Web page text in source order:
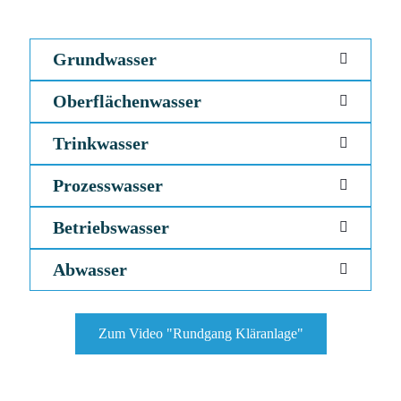
Grundwasser
Oberflächenwasser
Trinkwasser
Prozesswasser
Betriebswasser
Abwasser
Zum Video "Rundgang Kläranlage"